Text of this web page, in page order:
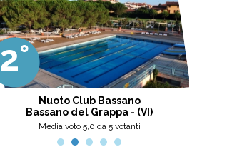
gioventù, ora lo faccio per loro
come papà). Si tratta di una struttura
molto accogliente, pulita, bella,
gestita da personale di grande
professionalità, umanità e cortesia.
Ottima scelta, nel pinerolese il
meglio, secondo me.
2°
Nuoto Club Bassano
Bassano del Grappa - (VI)
Media voto 5,0 da 5 votanti